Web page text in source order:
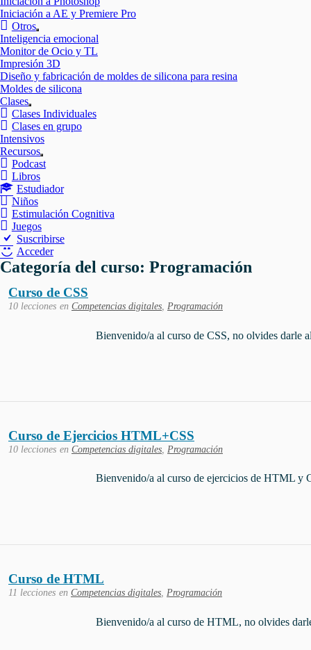
Iniciación a AE y Premiere Pro
Otros
Mostrar
el
submenú
Inteligencia emocional
Monitor de Ocio y TL
Impresión 3D
Diseño y fabricación de moldes de silicona para resina
Moldes de silicona
Clases
Mostrar
el
submenú
Clases Individuales
Clases en grupo
Intensivos
Recursos
Mostrar
el
Podcast
Libros
Estudiador
Niños
Estimulación Cognitiva
Juegos
Suscribirse
Acceder
Categoría del curso: Programación
Curso de CSS
10 lecciones en Competencias digitales Programación
Bienvenido/a al curso de CSS, no olvides darle
Curso de Ejercicios HTML+CSS
10 lecciones en Competencias digitales Programación
Bienvenido/a al curso de ejercicios de HTML y
Curso de HTML
11 lecciones en Competencias digitales Programación
Bienvenido/a al curso de HTML, no olvides